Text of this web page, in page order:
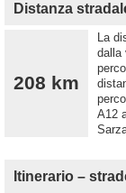
Distanza
208 km
La
dalla
A12
Itinerario –